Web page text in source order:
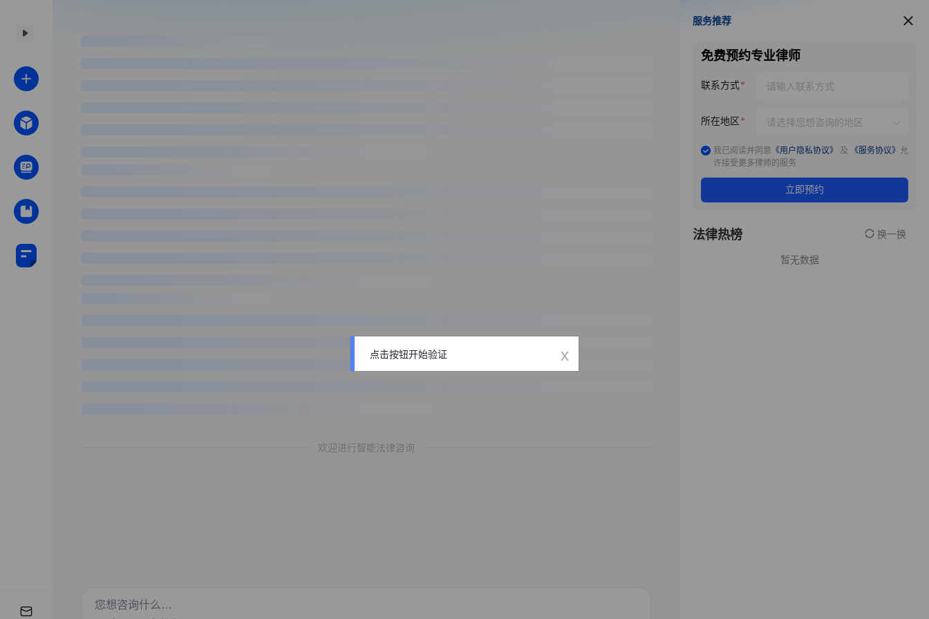
欢迎进行智能法律咨询
服务推荐
服务推荐
免费预约专业律师
联系方式
所在地区
我已阅读并同意 《用户隐私协议》 及 《服务协议》 允
许接受更多律师的服务
立即预约
法律热榜 换一换
暂无数据
点击按钮开始验证 x